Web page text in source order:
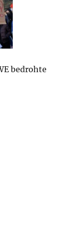
bedrohte